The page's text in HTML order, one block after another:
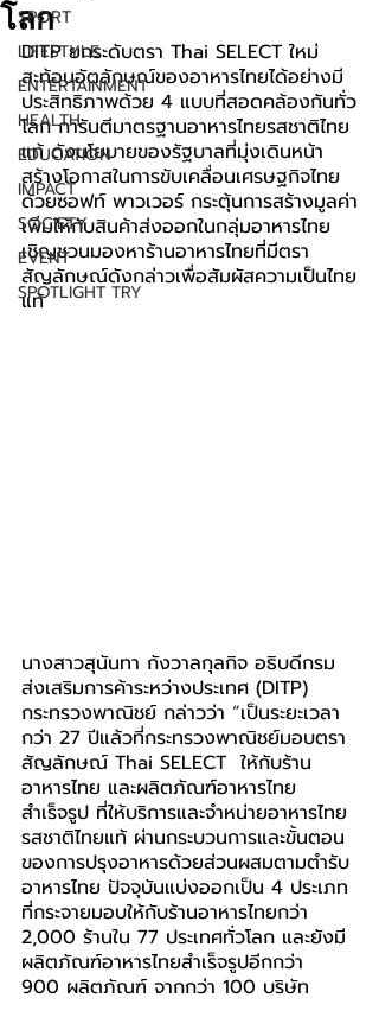
SPORT
LIFESTYLE
ENTERTAINMENT
HEALTH
EDUCATION
IMPACT
SOCIETY
EVENT
SPOTLIGHT TRY
โลก
DITP ยกระดับตรา Thai SELECT ใหม่
สะท้อนอัตลักษณ์ของอาหารไทยได้อย่างมี
ประสิทธิภาพด้วย 4 แบบที่สอดคล้องกันทั่ว
โลก การันตีมาตรฐานอาหารไทยรสชาติไทย
แท้ ดังนโยบายของรัฐบาลที่มุ่งเดินหน้า
สร้างโอกาสในการขับเคลื่อนเศรษฐกิจไทย
ด้วยซอฟท์ พาวเวอร์ กระตุ้นการสร้างมูลค่า
เพิ่มให้กับสินค้าส่งออกในกลุ่มอาหารไทย
เชิญชวนมองหาร้านอาหารไทยที่มีตรา
สัญลักษณ์ดังกล่าวเพื่อสัมผัสความเป็นไทย
แท้
นางสาวสุนันทา กังวาลกุลกิจ อธิบดีกรม
ส่งเสริมการค้าระหว่างประเทศ (DITP)
กระทรวงพาณิชย์ กล่าวว่า “เป็นระยะเวลา
กว่า 27 ปีแล้วที่กระทรวงพาณิชย์มอบตรา
สัญลักษณ์ Thai SELECT  ให้กับร้าน
อาหารไทย และผลิตภัณฑ์อาหารไทย
สำเร็จรูป ที่ให้บริการและจำหน่ายอาหารไทย
รสชาติไทยแท้ ผ่านกระบวนการและขั้นตอน
ของการปรุงอาหารด้วยส่วนผสมตามตำรับ
อาหารไทย ปัจจุบันแบ่งออกเป็น 4 ประเภท
ที่กระจายมอบให้กับร้านอาหารไทยกว่า
2,000 ร้านใน 77 ประเทศทั่วโลก และยังมี
ผลิตภัณฑ์อาหารไทยสำเร็จรูปอีกกว่า
900 ผลิตภัณฑ์ จากกว่า 100 บริษัท